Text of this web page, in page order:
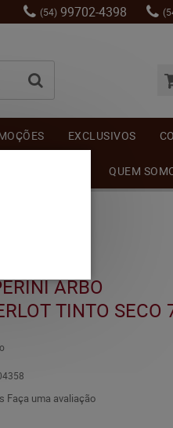
(54) 99702-4398
EXCLUSIVOS
QUEM
ARBO
TINTO SECO
Faça uma avaliação